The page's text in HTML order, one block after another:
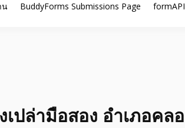
น BuddyForms Submissions Page formAPI
ปล่ามือสอง อำเภอคล